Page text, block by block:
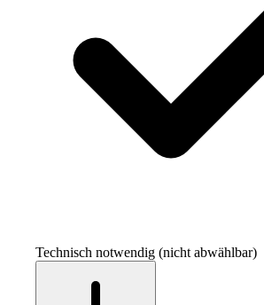
Technisch notwendig (nicht abwählbar)